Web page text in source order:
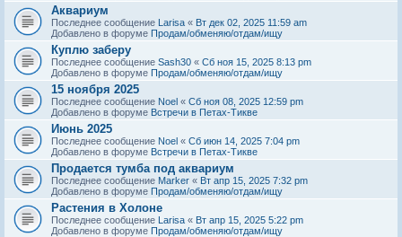
Аквариум
Последнее сообщение Larisa « Вт дек 02, 2025 11:59 am
Добавлено в форуме Продам/обменяю/отдам/ищу
Куплю заберу
Последнее сообщение Sash30 « Сб ноя 15, 2025 8:13 pm
Добавлено в форуме Продам/обменяю/отдам/ищу
15 ноября 2025
Последнее сообщение Noel « Сб ноя 08, 2025 12:59 pm
Добавлено в форуме Встречи в Петах-Тикве
Июнь 2025
Последнее сообщение Noel « Сб июн 14, 2025 7:04 pm
Добавлено в форуме Встречи в Петах-Тикве
Продается тумба под аквариум
Последнее сообщение Marker « Вт апр 15, 2025 7:32 pm
Добавлено в форуме Продам/обменяю/отдам/ищу
Растения в Холоне
Последнее сообщение Larisa « Вт апр 15, 2025 5:22 pm
Добавлено в форуме Продам/обменяю/отдам/ищу